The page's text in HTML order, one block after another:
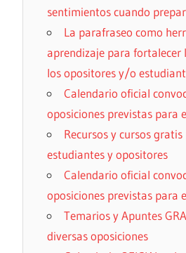
sentimientos cuando
La parafraseo como
aprendizaje para fortalecer
los opositores y/o
Calendario oficial
oposiciones previstas para
Recursos y cursos
estudiantes y opositores
Calendario oficial
oposiciones previstas para
Temarios y Apuntes
diversas oposiciones